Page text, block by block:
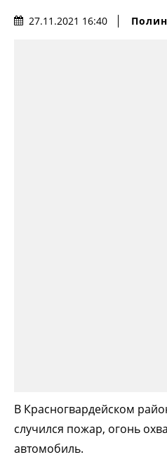
27.11.2021 16:40
В Красногвардейском
случился пожар, огонь
автомобиль.